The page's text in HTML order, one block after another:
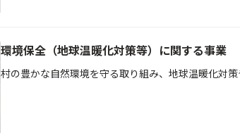
環境保全（地球温暖化対策等）に関する事業
村の豊かな自然環境を守る取り組み、地球温暖化対